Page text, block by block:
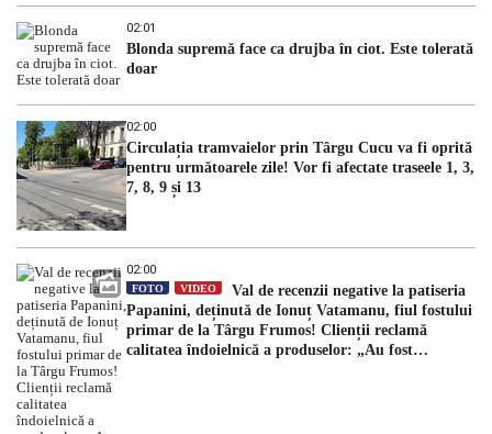
02:01
Blonda supremă face ca drujba în ciot. Este tolerată
doar
02:00
Circulația tramvaielor prin Târgu Cucu va fi oprită
pentru următoarele zile! Vor fi afectate traseele 1, 3,
7, 8, 9 și 13
02:00
FOTO VIDEO
Val de recenzii negative la patiseria
Papanini, deținută de Ionuț Vatamanu, fiul fostului
primar de la Târgu Frumos! Clienții reclamă
calitatea îndoielnică a produselor: „Au fost